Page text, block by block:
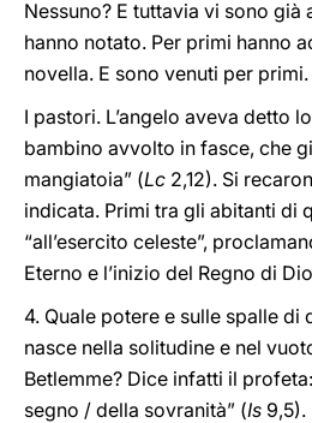
Nessuno? E tuttavia vi sono già
hanno notato. Per primi hanno
novella. E sono venuti per primi.
I pastori. L’angelo aveva detto
bambino avvolto in fasce, che
mangiatoia” (Lc 2,12). Si
indicata. Primi tra gli abitanti di
“all’esercito celeste”,
Eterno e l’inizio del Regno di
4. Quale potere e sulle spalle di
nasce nella solitudine e nel
Betlemme? Dice infatti il
segno / della sovranità” (Is 9,5).